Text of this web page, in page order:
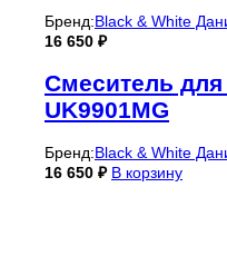
Бренд:Black & White
16 650 ₽
Смеситель
UK9901MG
Бренд:Black & White
16 650 ₽ В корзину